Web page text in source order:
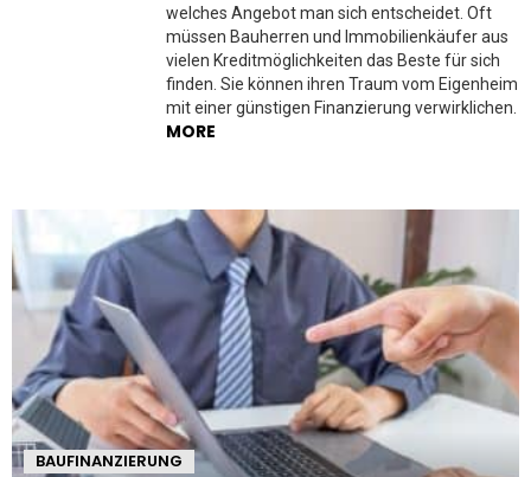
welches Angebot man sich entscheidet. Oft
müssen Bauherren und Immobilienkäufer aus
vielen Kreditmöglichkeiten das Beste für sich
finden. Sie können ihren Traum vom Eigenheim
mit einer günstigen Finanzierung verwirklichen.
MORE
BAUFINANZIERUNG